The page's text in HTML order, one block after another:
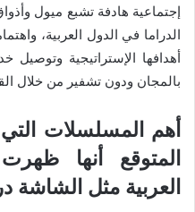
إجتماعية هادفة تشبع ميول
الدراما في الدول العربية،
أهدافها الإستراتيجية وتوصيل
بالمجان ودون تشفير من خلال
المتوقع أنها
العربية مثل الشاشة